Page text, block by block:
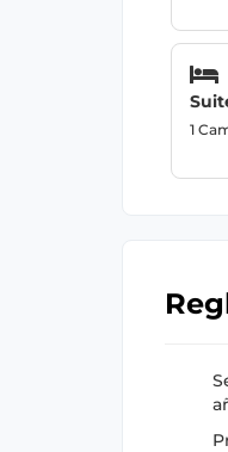
1